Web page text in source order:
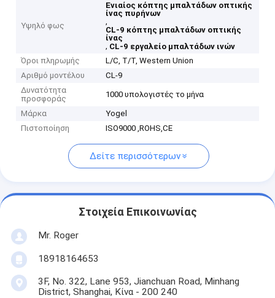
Υψηλό φως
Ενιαίος κόπτης μπαλτάδων οπτικής
ίνας πυρήνων
,
CL-9 κόπτης μπαλτάδων οπτικής
ίνας
, CL-9 εργαλείο μπαλτάδων ινών
Όροι πληρωμής
L/C, T/T, Western Union
Αριθμό μοντέλου
CL-9
Δυνατότητα
προσφοράς
1000 υπολογιστές το μήνα
Μάρκα
Yogel
Πιστοποίηση
ISO9000 ,ROHS,CE
Δείτε περισσότερων
Στοιχεία Επικοινωνίας
Mr. Roger
18918164653
3F, No. 322, Lane 953, Jianchuan Road, Minhang
District, Shanghai, Κίνα - 200 240